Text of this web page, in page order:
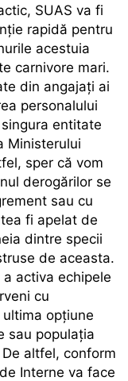
SUAS va fi
rapidă pentru
acestuia
carnivore mari.
din angajați ai
personalului
entitate
Ministerului
sper că vom
derogărilor se
sau cu
fi apelat de
dintre specii
de aceasta.
activa echipele
cu
opțiune
sau populația
altfel, conform
Interne va face